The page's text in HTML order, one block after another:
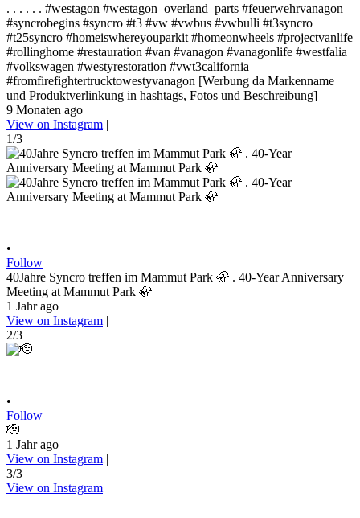
. . . . . . #westagon #westagon_overland_parts #feuerwehrvanagon
#syncrobegins #syncro #t3 #vw #vwbus #vwbulli #t3syncro
#t25syncro #homeiswhereyouparkit #homeonwheels #projectvanlife
#rollinghome #restauration #van #vanagon #vanagonlife #westfalia
#volkswagen #westyrestoration #vwt3california
#fromfirefightertrucktowestyvanagon [Werbung da Markenname
und Produktverlinkung in hashtags, Fotos und Beschreibung]
9 Monaten ago
View on Instagram |
1/3
•
Follow
40Jahre Syncro treffen im Mammut Park 🦣 . 40-Year Anniversary
Meeting at Mammut Park 🦣
1 Jahr ago
View on Instagram |
2/3
•
Follow
🫡
1 Jahr ago
View on Instagram |
3/3
View on Instagram